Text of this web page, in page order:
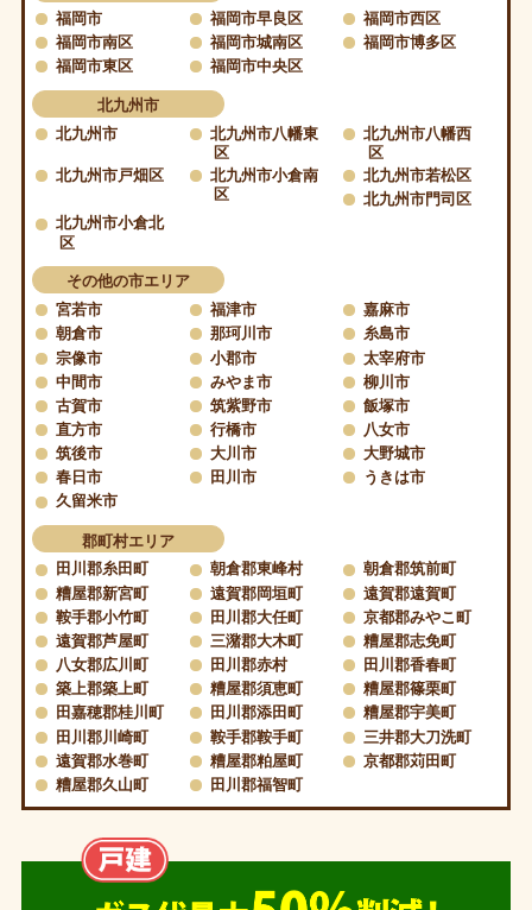
福岡市
福岡市早良区
福岡市西区
福岡市南区
福岡市城南区
福岡市博多区
福岡市東区
福岡市中央区
北九州市
北九州市
北九州市八幡東
区
北九州市八幡西
区
北九州市戸畑区
北九州市小倉南
区
北九州市若松区
北九州市門司区
北九州市小倉北
区
その他の市エリア
宮若市
福津市
嘉麻市
朝倉市
那珂川市
糸島市
宗像市
小郡市
太宰府市
中間市
みやま市
柳川市
古賀市
筑紫野市
飯塚市
直方市
行橋市
八女市
筑後市
大川市
大野城市
春日市
田川市
うきは市
久留米市
郡町村エリア
田川郡糸田町
朝倉郡東峰村
朝倉郡筑前町
糟屋郡新宮町
遠賀郡岡垣町
遠賀郡遠賀町
鞍手郡小竹町
田川郡大任町
京都郡みやこ町
遠賀郡芦屋町
三潴郡大木町
糟屋郡志免町
八女郡広川町
田川郡赤村
田川郡香春町
築上郡築上町
糟屋郡須恵町
糟屋郡篠栗町
田嘉穂郡桂川町
田川郡添田町
糟屋郡宇美町
田川郡川崎町
鞍手郡鞍手町
三井郡大刀洗町
遠賀郡水巻町
糟屋郡粕屋町
京都郡苅田町
糟屋郡久山町
田川郡福智町